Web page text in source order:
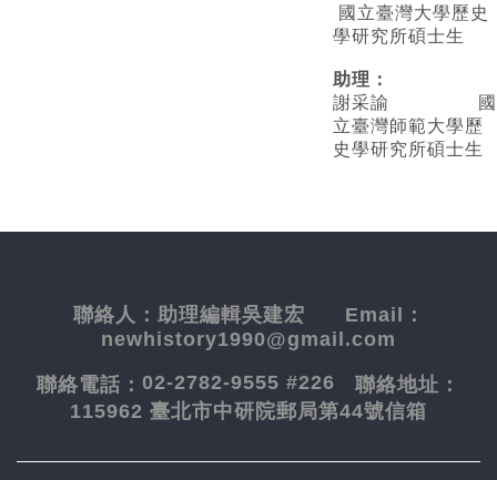
國立臺灣大學歷史
學研究所碩士生
助理：
謝采諭
國
立臺灣師範大學歷
史學研究所碩士生
聯絡人： 助理編輯吳建宏 Email：
newhistory1990@gmail.com
聯絡電話： 02-2782-9555 #226 聯絡地址：
115962 臺北市中研院郵局第44號信箱